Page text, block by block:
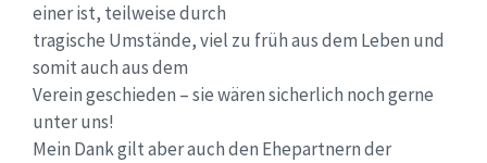
einer ist, teilweise durch
tragische Umstände, viel zu früh aus dem Leben und
somit auch aus dem
Verein geschieden – sie wären sicherlich noch gerne
unter uns!
Mein Dank gilt aber auch den Ehepartnern der